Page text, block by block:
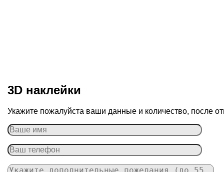
3D наклейки
Укажите пожалуйста ваши данные и количество, после